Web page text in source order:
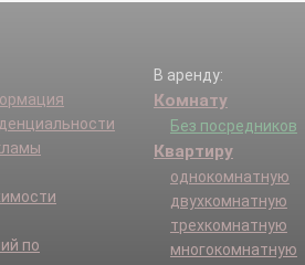
по
В аренду:
Комнату
Без посредников
Квартиру
однокомнатную
двухкомнатную
трехкомнатную
многокомнатную